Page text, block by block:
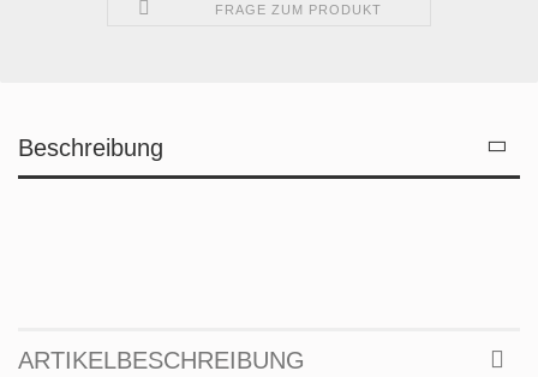
FRAGE ZUM PRODUKT
Beschreibung
ARTIKELBESCHREIBUNG